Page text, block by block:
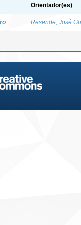
Orientador(es)
Resende, José